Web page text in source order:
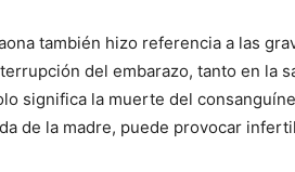
también hizo referencia a las
del embarazo, tanto en la
significa la muerte del
de la madre, puede provocar